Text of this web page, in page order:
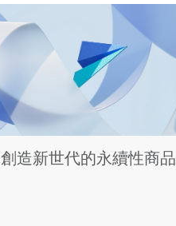
創造新世代的永續性商品